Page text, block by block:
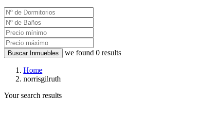
Buscar Inmuebles we found 0 results
Home
norrisgilruth
Your search results